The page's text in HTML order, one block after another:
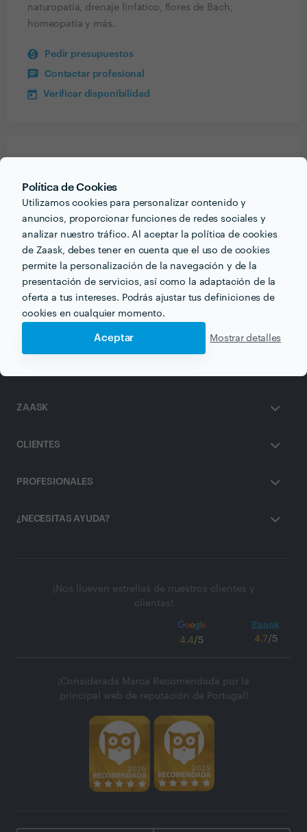
Política de Cookies
Utilizamos cookies para personalizar contenido y
anuncios, proporcionar funciones de redes sociales y
analizar nuestro tráfico. Al aceptar la política de cookies
de Zaask, debes tener en cuenta que el uso de cookies
permite la personalización de la navegación y de la
presentación de servicios, así como la adaptación de la
oferta a tus intereses. Podrás ajustar tus definiciones de
cookies en cualquier momento.
Aceptar Mostrar detalles
naturopatía, drenaje linfático, flores de Bach,
homeopatía y más.
Pedir presupuestos
Contactar profesional
Verificar disponibilidad
Otros servicios proporcionados por
Izaskun Anguiano
Mendizabal
Drenaje Linfático en bilbao
ZAASK
CLIENTES
PROFESIONALES
¿NECESITAS AYUDA?
¡Nos llueven estrellas de nuestros clientes y
clientas!
4.4/5 4.7/5
¡Considerada Marca Recomendada por la
principal web de reputación de Portugal!